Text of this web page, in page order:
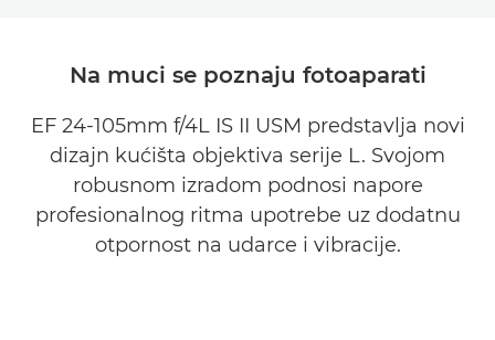
Na muci se poznaju fotoaparati
EF 24-105mm f/4L IS II USM predstavlja novi
dizajn kućišta objektiva serije L. Svojom
robusnom izradom podnosi napore
profesionalnog ritma upotrebe uz dodatnu
otpornost na udarce i vibracije.